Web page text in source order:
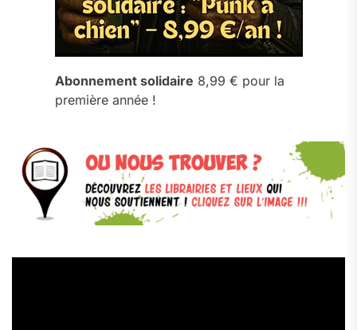
Abonnement solidaire 8,99 € pour la
première année !